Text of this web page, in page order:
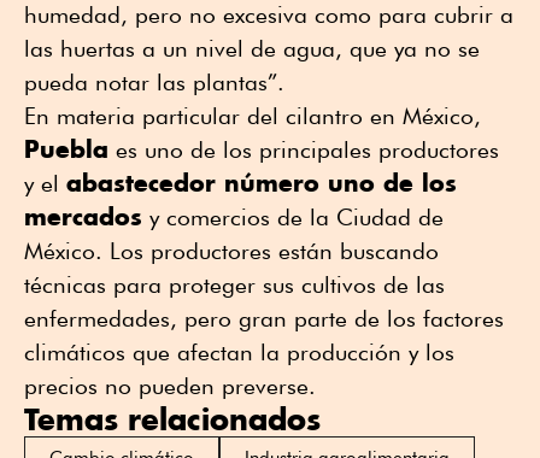
humedad, pero no excesiva como para cubrir a
las huertas a un nivel de agua, que ya no se
pueda notar las plantas”.
En materia particular del cilantro en México,
Puebla es uno de los principales productores
y el abastecedor número uno de los
mercados y comercios de la Ciudad de
México. Los productores están buscando
técnicas para proteger sus cultivos de las
enfermedades, pero gran parte de los factores
climáticos que afectan la producción y los
precios no pueden preverse.
Temas relacionados